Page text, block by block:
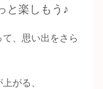
と楽しもう♪
、思い出をさら
がる、